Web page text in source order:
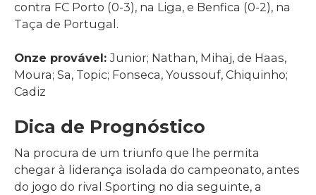
contra FC Porto (0-3), na Liga, e Benfica (0-2), na
Taça de Portugal.
Onze provável:Junior; Nathan, Mihaj, de Haas,
Moura; Sa, Topic; Fonseca, Youssouf, Chiquinho;
Cadiz
Dica de Prognóstico
Na procura de um triunfo que lhe permita
chegar à liderança isolada do campeonato, antes
do jogo do rival Sporting no dia seguinte, a